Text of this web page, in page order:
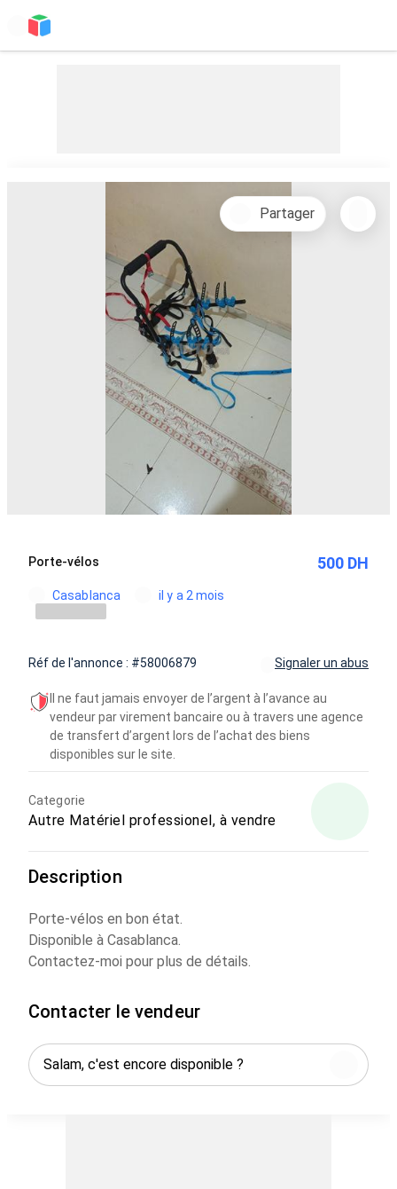
Partager
Porte-vélos 500 DH
Casablanca il y a 2 mois
Réf de l'annonce : #58006879 Signaler un abus
Il ne faut jamais envoyer de l’argent à l’avance au
vendeur par virement bancaire ou à travers une agence
de transfert d’argent lors de l’achat des biens
disponibles sur le site.
Categorie
Autre Matériel professionel, à vendre
Description
Porte-vélos en bon état.
Disponible à Casablanca.
Contactez-moi pour plus de détails.
Contacter le vendeur